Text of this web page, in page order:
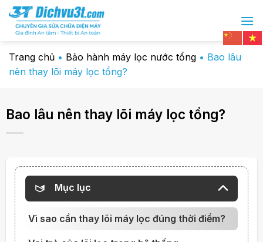
Chuyển
đến
dung
Trang chủ • Bảo hành máy lọc nước tổng • Bao lâu
nên thay lõi máy lọc tổng?
Bao lâu nên thay lõi máy lọc tổng?
Mục lục
Vì sao cần thay lõi máy lọc đúng thời điểm?